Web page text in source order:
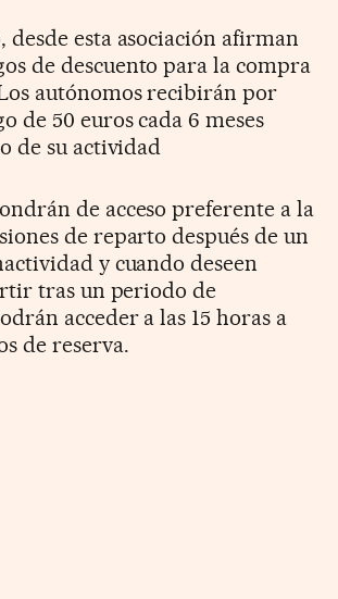
desde esta asociación afirman
de descuento para la compra
autónomos recibirán por
de 50 euros cada 6 meses
de su actividad
de acceso preferente a la
de reparto después de un
y cuando deseen
tras un periodo de
acceder a las 15 horas a
de reserva.